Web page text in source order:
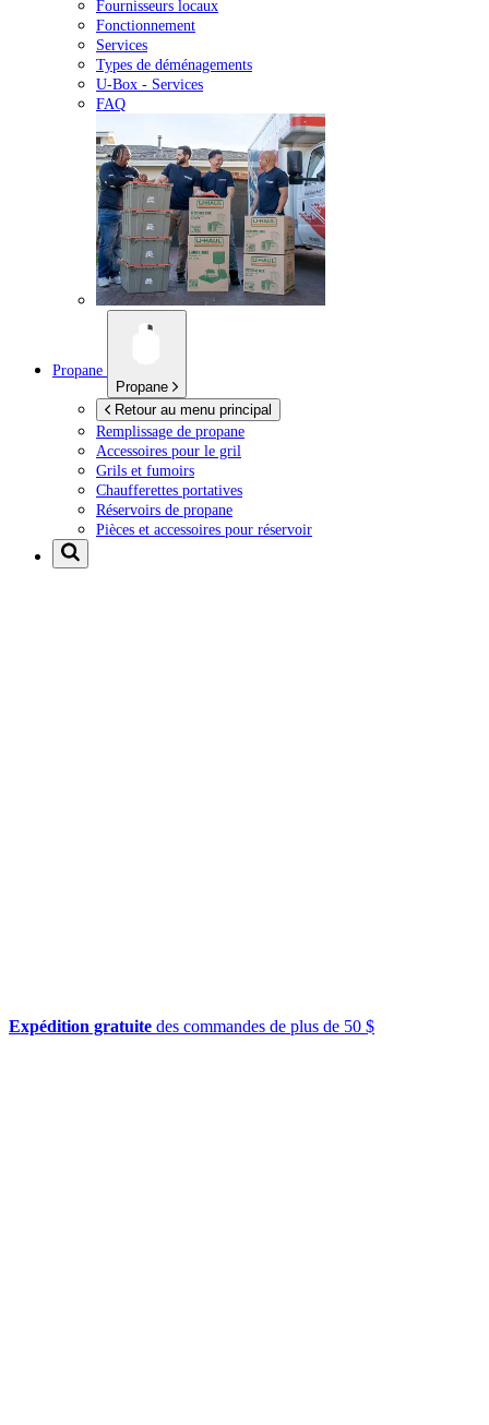
Fournisseurs locaux
Fonctionnement
Services
Types de déménagements
U-Box - Services
FAQ
Propane
Propane
Retour au menu principal
Remplissage de propane
Accessoires pour le gril
Grils et fumoirs
Chaufferettes portatives
Réservoirs de propane
Pièces et accessoires pour réservoir
Expédition gratuite des commandes de plus de 50 $